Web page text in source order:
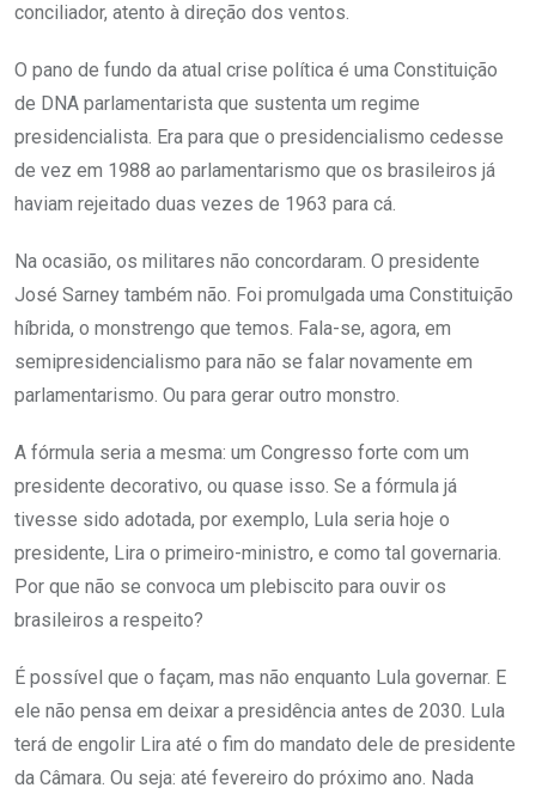
conciliador, atento à direção dos ventos.
O pano de fundo da atual crise política é uma Constituição
de DNA parlamentarista que sustenta um regime
presidencialista. Era para que o presidencialismo cedesse
de vez em 1988 ao parlamentarismo que os brasileiros já
haviam rejeitado duas vezes de 1963 para cá.
Na ocasião, os militares não concordaram. O presidente
José Sarney também não. Foi promulgada uma Constituição
híbrida, o monstrengo que temos. Fala-se, agora, em
semipresidencialismo para não se falar novamente em
parlamentarismo. Ou para gerar outro monstro.
A fórmula seria a mesma: um Congresso forte com um
presidente decorativo, ou quase isso. Se a fórmula já
tivesse sido adotada, por exemplo, Lula seria hoje o
presidente, Lira o primeiro-ministro, e como tal governaria.
Por que não se convoca um plebiscito para ouvir os
brasileiros a respeito?
É possível que o façam, mas não enquanto Lula governar. E
ele não pensa em deixar a presidência antes de 2030. Lula
terá de engolir Lira até o fim do mandato dele de presidente
da Câmara. Ou seja: até fevereiro do próximo ano. Nada